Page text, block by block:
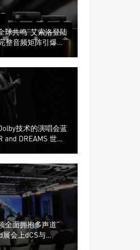
球共鸣”艾索洛登陆
整音频矩阵引爆关
技术的演唱会蓝
and DREAMS 世界
全面拥抱多声道”
展会上dCS与
声道演示系统